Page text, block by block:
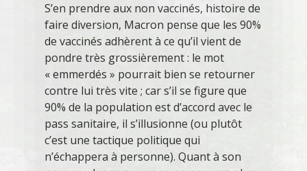
S’en prendre aux non vaccinés, histoire de
faire diversion, Macron pense que les 90%
de vaccinés adhèrent à ce qu’il vient de
pondre très grossièrement : le mot
« emmerdés » pourrait bien se retourner
contre lui très vite ; car s’il se figure que
90% de la population est d’accord avec le
pass sanitaire, il s’illusionne (ou plutôt
c’est une tactique politique qui
n’échappera à personne). Quant à son